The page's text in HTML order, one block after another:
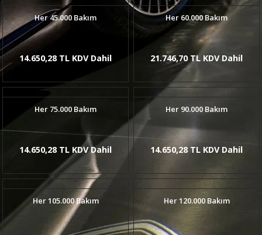
Her 45.000 Bakım
14.650,28 TL KDV Dahil
Her 60.000 Bakım
21.746,70 TL KDV Dahil
Her 75.000 Bakım
14.650,28 TL KDV Dahil
Her 90.000 Bakım
14.650,28 TL KDV Dahil
Her 105.000 Bakım Her 120.000 Bakım